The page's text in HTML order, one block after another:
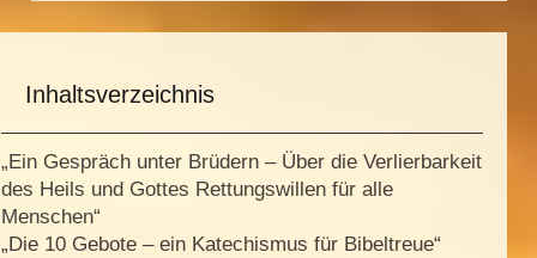
Inhaltsverzeichnis
„Ein Gespräch unter Brüdern – Über die Verlierbarkeit
des Heils und Gottes Rettungswillen für alle
Menschen“
„Die 10 Gebote – ein Katechismus für Bibeltreue“